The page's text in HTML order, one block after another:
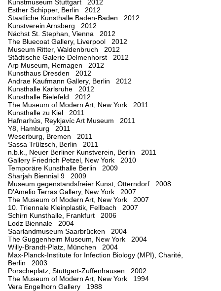
Kunstmuseum Stuttgart 2012
Esther Schipper, Berlin 2012
Staatliche Kunsthalle Baden-Baden 2012
Kunstverein Arnsberg 2012
Nächst St. Stephan, Vienna 2012
The Bluecoat Gallery, Liverpool 2012
Museum Ritter, Waldenbruch 2012
Städtische Galerie Delmenhorst 2012
Arp Museum, Remagen 2012
Kunsthaus Dresden 2012
Andrae Kaufmann Gallery, Berlin 2012
Kunsthalle Karlsruhe 2012
Kunsthalle Bielefeld 2012
The Museum of Modern Art, New York 2011
Kunsthalle zu Kiel 2011
Hafnarhús, Reykjavíc Art Museum 2011
Y8, Hamburg 2011
Weserburg, Bremen 2011
Sassa Trülzsch, Berlin 2011
n.b.k., Neuer Berliner Kunstverein, Berlin 2011
Gallery Friedrich Petzel, New York 2010
Temporäre Kunsthalle Berlin 2009
Sharjah Biennial 9 2009
Museum gegenstandsfreier Kunst, Otterndorf 2008
D'Amelio Terras Gallery, New York 2007
The Museum of Modern Art, New York 2007
10. Triennale Kleinplastik, Fellbach 2007
Schirn Kunsthalle, Frankfurt 2006
Lodz Biennale 2004
Saarlandmuseum Saarbrücken 2004
The Guggenheim Museum, New York 2004
Willy-Brandt-Platz, München 2004
Max-Planck-Institute for Infection Biology (MPI), Charité,
Berlin 2003
Porscheplatz, Stuttgart-Zuffenhausen 2002
The Museum of Modern Art, New York 1994
Vera Engelhorn Gallery 1988